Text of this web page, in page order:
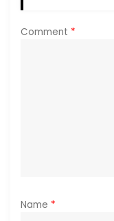
t
Comment *
Name *